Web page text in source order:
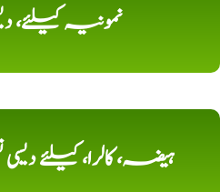
نمونیہ کیلئے،
ہیضہ، کالرا،